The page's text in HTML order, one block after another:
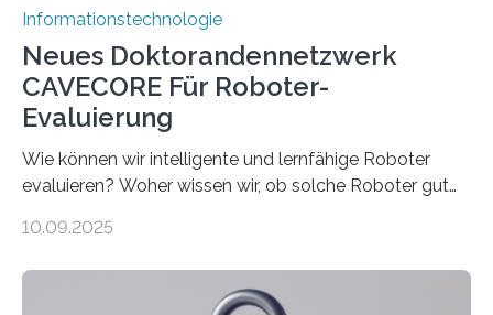
Informationstechnologie
Neues Doktorandennetzwerk
CAVECORE Für Roboter-
Evaluierung
Wie können wir intelligente und lernfähige Roboter
evaluieren? Woher wissen wir, ob solche Roboter gut
sich CAVECORE – ein neues Marie Skłodowska-Curie
koordiniert wird. Ab dem 1. September werden sich
10.09.2025